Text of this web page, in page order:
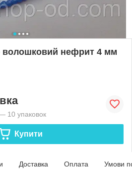
волошковий нефрит 4 мм
10 упаковок
Купити
Доставка Оплата Умови